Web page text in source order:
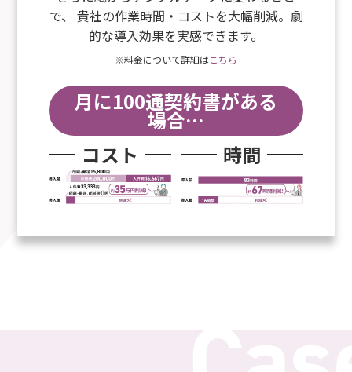
で、 貴社の作業時間・コストを大幅削減。劇
的な導入効果を実感できます。
※料金について詳細はこちら
月に100通契約書がある
場合…
コスト
時間